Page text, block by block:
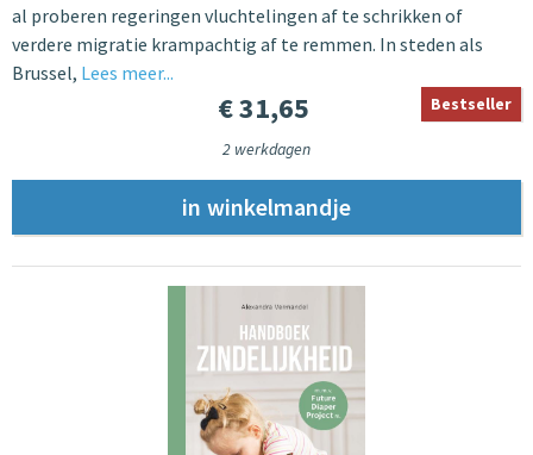
al proberen regeringen vluchtelingen af te schrikken of
verdere migratie krampachtig af te remmen. In steden als
Brussel, Lees meer...
€ 31,65 Bestseller
2 werkdagen